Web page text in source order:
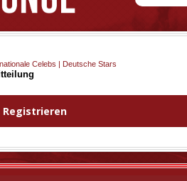
Celebs | Deutsche Stars
Registrieren